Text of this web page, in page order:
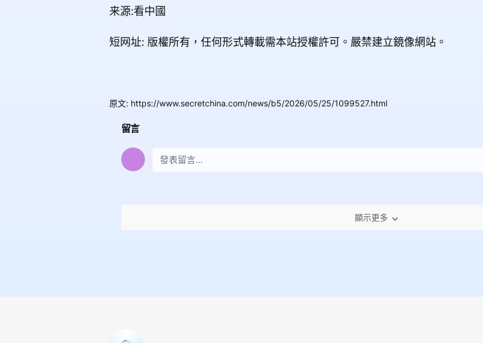
来源:看中國
短网址: 版權所有，任何形式轉載需本站授權許可。 嚴禁建立鏡像網站。
原文: https://www.secretchina.com/news/b5/2026/05/25/1099527.html
留言
顯示更多